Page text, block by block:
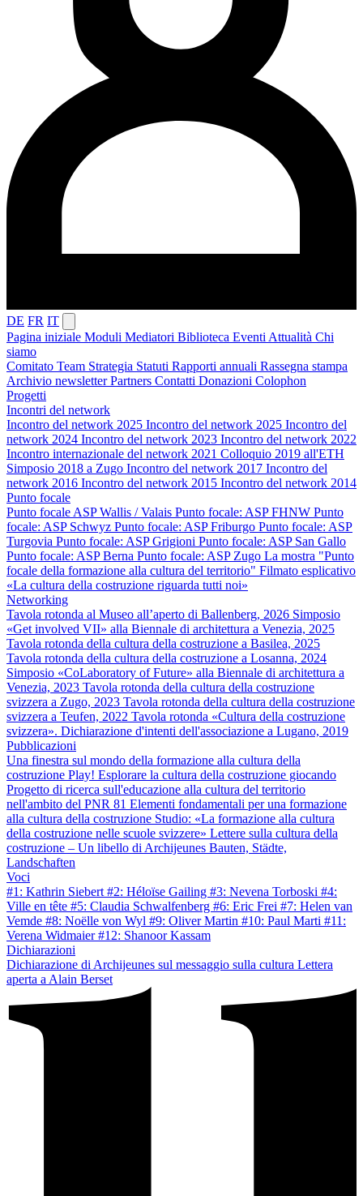
DE FR IT
Pagina iniziale Moduli Mediatori Biblioteca Eventi Attualità Chi
siamo
Comitato Team Strategia Statuti Rapporti annuali Rassegna stampa
Archivio newsletterPartners Contatti Donazioni Colophon
Progetti
Incontri del network
Incontro del network 2025 Incontro del network 2025 Incontro del
network 2024 Incontro del network 2023 Incontro del network 2022
Incontro internazionale del network 2021 Colloquio 2019 all'ETH
Simposio 2018 a Zugo Incontro del network 2017 Incontro del
network 2016 Incontro del network 2015 Incontro del network 2014
Punto focale
Punto focale ASP Wallis / Valais Punto focale: ASP FHNW Punto
focale: ASP Schwyz Punto focale: ASP Friburgo Punto focale: ASP
Turgovia Punto focale: ASP Grigioni Punto focale: ASP San Gallo
Punto focale: ASP Berna Punto focale: ASP Zugo La mostra "Punto
focale della formazione alla cultura del territorio" Filmato esplicativo
«La cultura della costruzione riguarda tutti noi»
Networking
Tavola rotonda al Museo all’aperto di Ballenberg, 2026 Simposio
«Get involved VII» alla Biennale di architettura a Venezia, 2025
Tavola rotonda della cultura della costruzione a Basilea, 2025
Tavola rotonda della cultura della costruzione a Losanna, 2024
Simposio «CoLaboratory of Future» alla Biennale di architettura a
Venezia, 2023 Tavola rotonda della cultura della costruzione
svizzera a Zugo, 2023 Tavola rotonda della cultura della costruzione
svizzera a Teufen, 2022 Tavola rotonda «Cultura della costruzione
svizzera». Dichiarazione d'intenti dell'associazione a Lugano, 2019
Pubblicazioni
Una finestra sul mondo della formazione alla cultura della
costruzione Play! Esplorare la cultura della costruzione giocando
Progetto di ricerca sull'educazione alla cultura del territorio
nell'ambito del PNR 81 Elementi fondamentali per una formazione
alla cultura della costruzione Studio: «La formazione alla cultura
della costruzione nelle scuole svizzere» Lettere sulla cultura della
costruzione – Un libello di Archijeunes Bauten, Städte,
Landschaften
Voci
#1: Kathrin Siebert #2: Héloïse Gailing #3: Nevena Torboski #4:
Ville en tête #5: Claudia Schwalfenberg #6: Eric Frei #7: Helen van
Vemde #8: Noëlle von Wyl #9: Oliver Martin #10: Paul Marti #11:
Verena Widmaier#12: Shanoor Kassam
Dichiarazioni
Dichiarazione di Archijeunes sul messaggio sulla cultura Lettera
aperta a Alain Berset